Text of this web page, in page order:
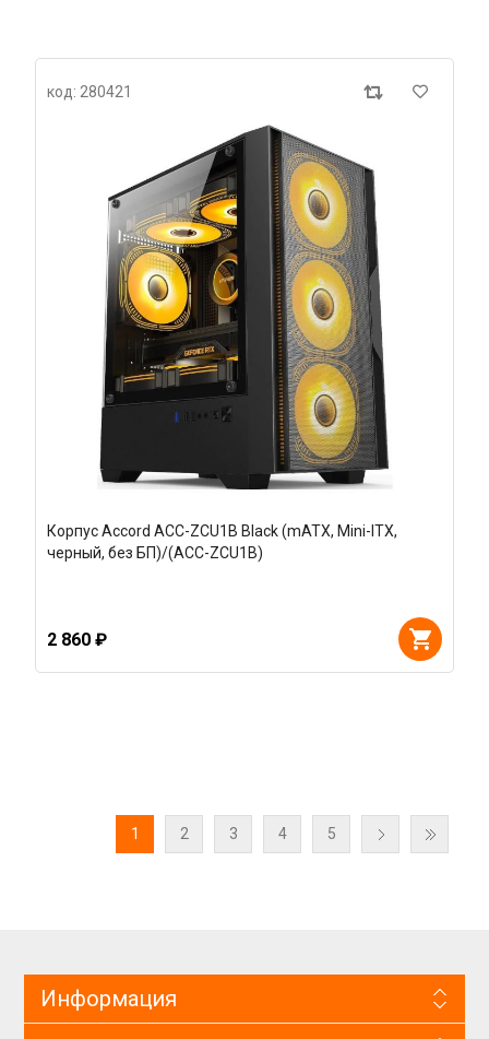
код: 280421
Корпус Accord ACC-ZCU1B Black (mATX, Mini-ITX,
черный, без БП)/(ACC-ZCU1B)
2 860 ₽
1 2 3 4 5
Информация